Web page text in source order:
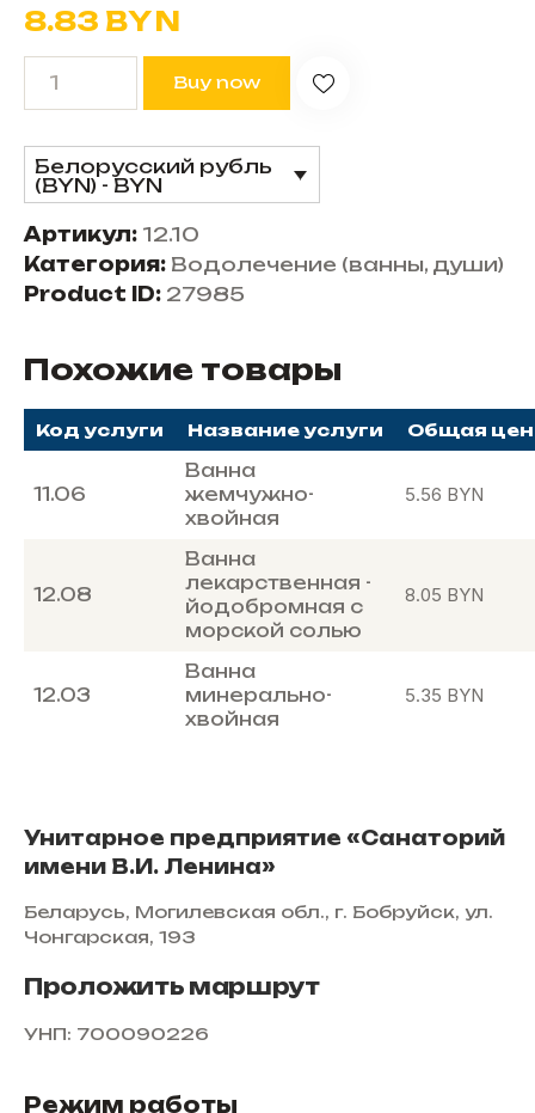
8.83 BYN
Buy now
Белорусский рубль
(BYN) - BYN
Артикул: 12.10
Категория: Водолечение (ванны, души)
Product ID: 27985
Похожие товары
Код услуги Название услуги Общая
11.06
Ванна
жемчужно-
хвойная
5.56 BYN
12.08
Ванна
лекарственная -
йодобромная с
морской солью
8.05 BYN
12.03
Ванна
минерально-
хвойная
5.35 BYN
Унитарное предприятие «Санаторий
имени В.И. Ленина»
Беларусь, Могилевская обл., г. Бобруйск, ул.
Чонгарская, 193
Проложить маршрут
УНП: 700090226
Режим работы